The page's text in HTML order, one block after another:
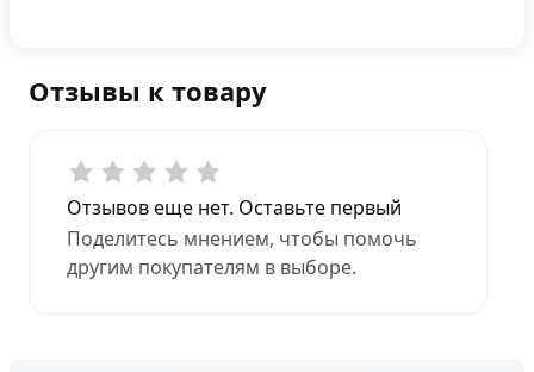
Отзывы к товару
Отзывов еще нет. Оставьте первый
Поделитесь мнением, чтобы помочь
другим покупателям в выборе.